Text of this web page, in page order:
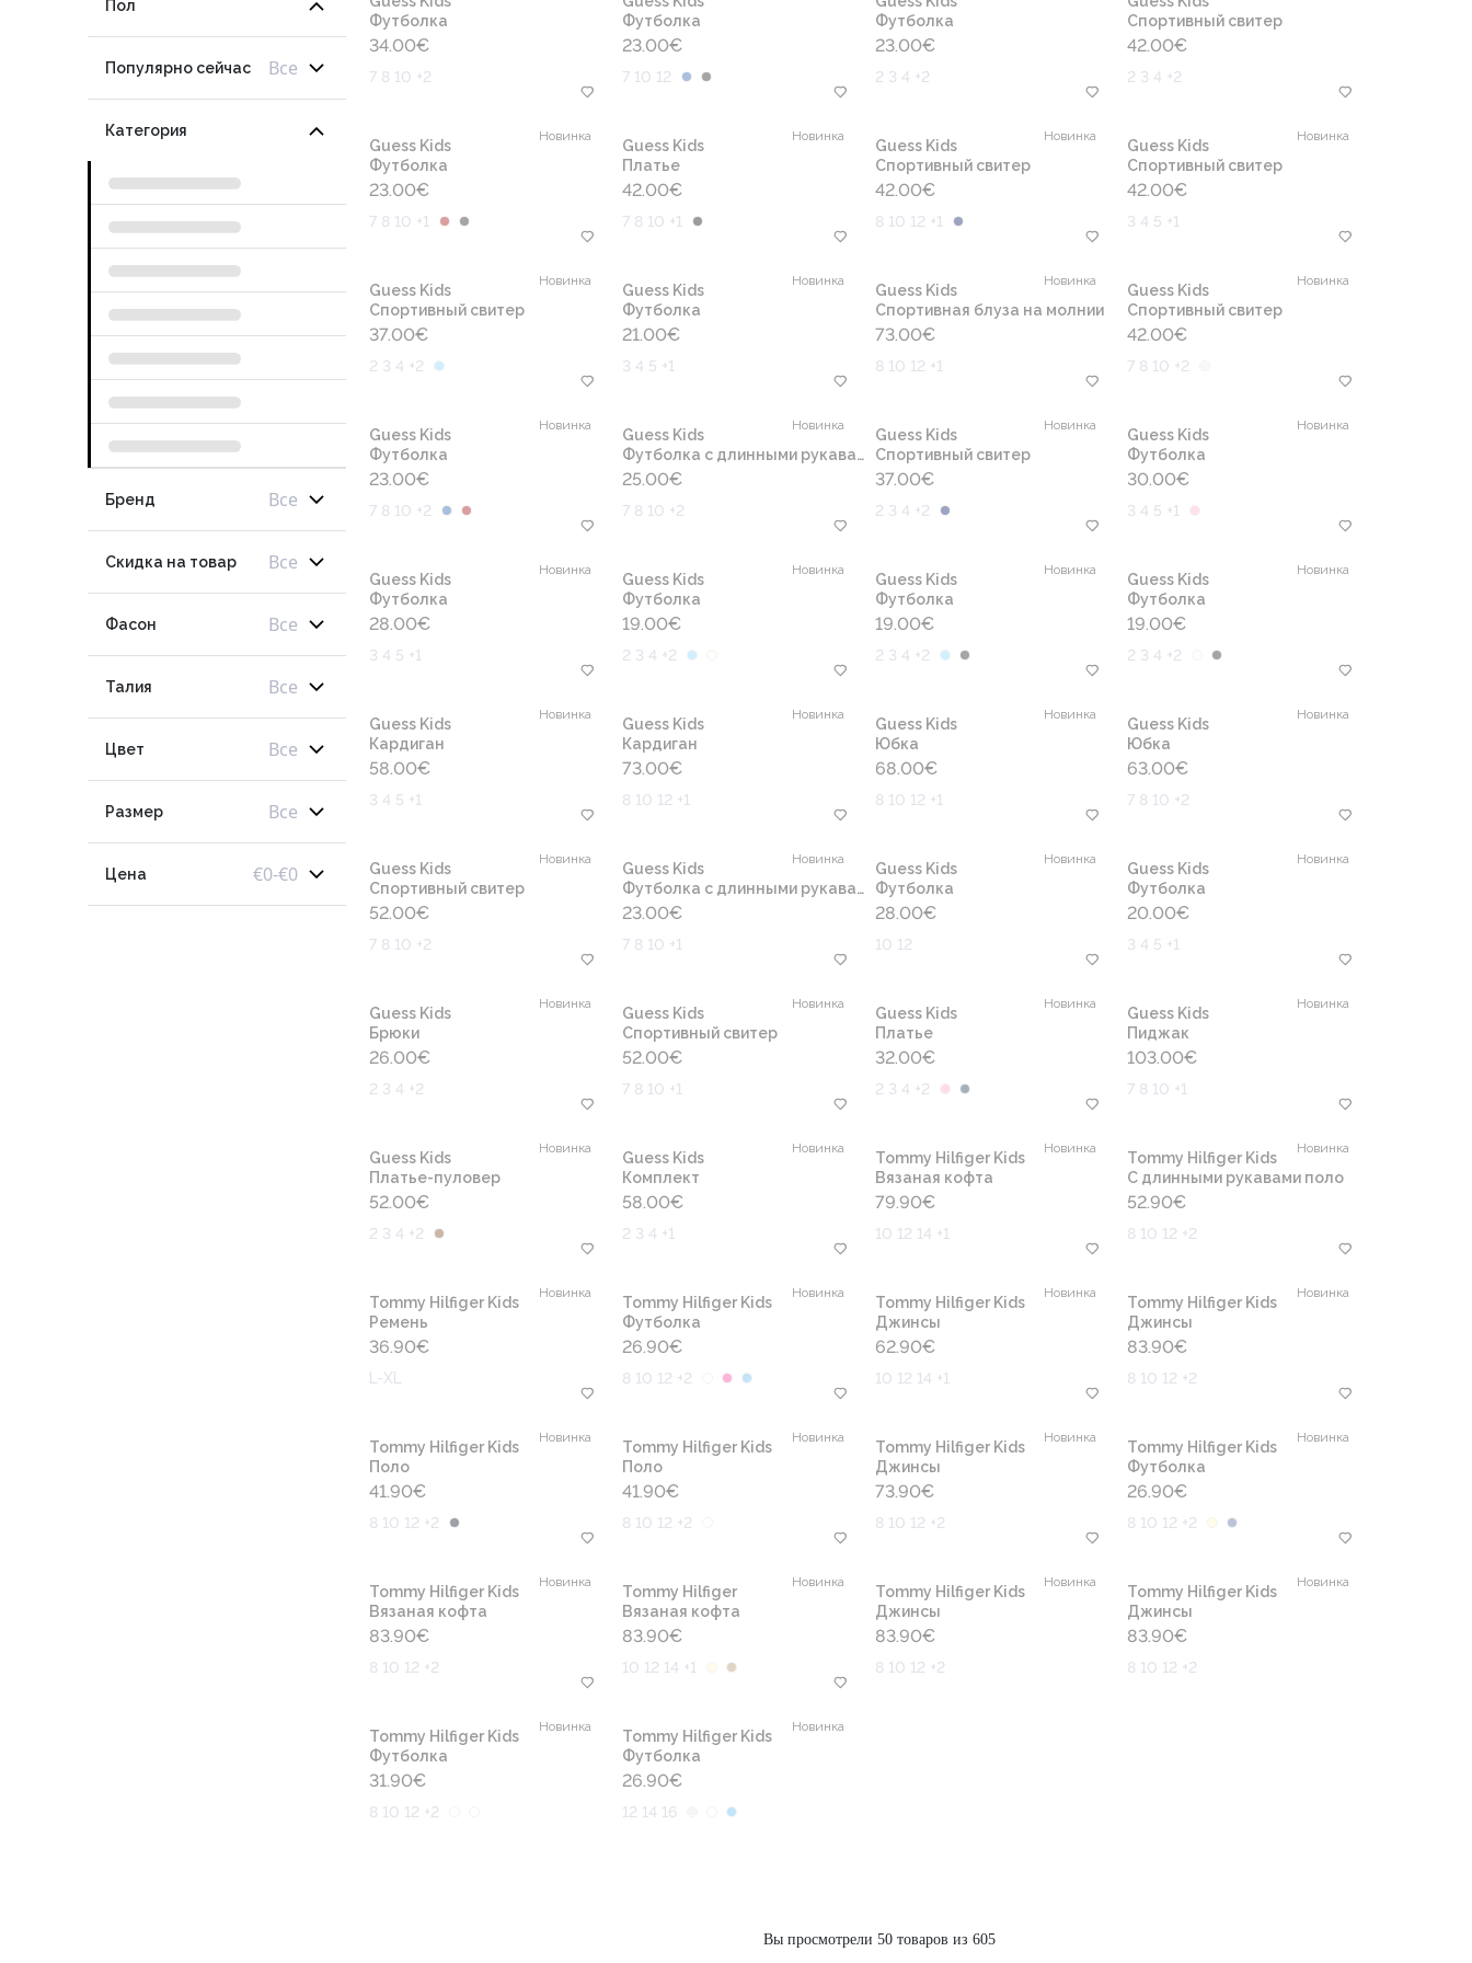
Пол
Популярно сейчас Все
Категория
Бренд Все
Скидка на товар Все
Фасон Все
Талия Все
Цвет Все
Размер Все
Цена €0-€0
Футболка
34.00€
7 8 10 +2
Футболка
23.00€
7 10 12
Футболка
23.00€
2 3 4 +2
Cпортивный свитер
42.00€
2 3 4 +2
Новинка
Guess Kids
Футболка
23.00€
7 8 10 +1
Новинка
Guess Kids
Платье
42.00€
7 8 10 +1
Новинка
Guess Kids
Cпортивный свитер
42.00€
8 10 12 +1
Новинка
Guess Kids
Cпортивный свитер
42.00€
3 4 5 +1
Новинка
Guess Kids
Cпортивный свитер
37.00€
2 3 4 +2
Новинка
Guess Kids
Футболка
21.00€
3 4 5 +1
Новинка
Guess Kids
Спортивная блуза на молнии
73.00€
8 10 12 +1
Новинка
Guess Kids
Cпортивный свитер
42.00€
7 8 10 +2
Новинка
Guess Kids
Футболка
23.00€
7 8 10 +2
Новинка
Guess Kids
Футболка с длинными рукавами
25.00€
7 8 10 +2
Новинка
Guess Kids
Cпортивный свитер
37.00€
2 3 4 +2
Новинка
Guess Kids
Футболка
30.00€
3 4 5 +1
Новинка
Guess Kids
Футболка
28.00€
3 4 5 +1
Новинка
Guess Kids
Футболка
19.00€
2 3 4 +2
Новинка
Guess Kids
Футболка
19.00€
2 3 4 +2
Новинка
Guess Kids
Футболка
19.00€
2 3 4 +2
Новинка
Guess Kids
Кардиган
58.00€
3 4 5 +1
Новинка
Guess Kids
Кардиган
73.00€
8 10 12 +1
Новинка
Guess Kids
Юбка
68.00€
8 10 12 +1
Новинка
Guess Kids
Юбка
63.00€
7 8 10 +2
Новинка
Guess Kids
Cпортивный свитер
52.00€
7 8 10 +2
Новинка
Guess Kids
Футболка с длинными рукавами
23.00€
7 8 10 +1
Новинка
Guess Kids
Футболка
28.00€
10 12
Новинка
Guess Kids
Футболка
20.00€
3 4 5 +1
Новинка
Guess Kids
Брюки
26.00€
2 3 4 +2
Новинка
Guess Kids
Cпортивный свитер
52.00€
7 8 10 +1
Новинка
Guess Kids
Платье
32.00€
2 3 4 +2
Новинка
Guess Kids
Пиджак
103.00€
7 8 10 +1
Новинка
Guess Kids
Платье-пуловер
52.00€
2 3 4 +2
Новинка
Guess Kids
Комплект
58.00€
2 3 4 +1
Новинка
Tommy Hilfiger Kids
Вязаная кофта
79.90€
10 12 14 +1
Новинка
Tommy Hilfiger Kids
С длинными рукавами поло
52.90€
8 10 12 +2
Новинка
Tommy Hilfiger Kids
Ремень
36.90€
L-XL
Новинка
Tommy Hilfiger Kids
Футболка
26.90€
8 10 12 +2
Новинка
Tommy Hilfiger Kids
Джинсы
62.90€
10 12 14 +1
Новинка
Tommy Hilfiger Kids
Джинсы
83.90€
8 10 12 +2
Новинка
Tommy Hilfiger Kids
Поло
41.90€
8 10 12 +2
Новинка
Tommy Hilfiger Kids
Поло
41.90€
8 10 12 +2
Новинка
Tommy Hilfiger Kids
Джинсы
73.90€
8 10 12 +2
Новинка
Tommy Hilfiger Kids
Футболка
26.90€
8 10 12 +2
Новинка
Tommy Hilfiger Kids
Вязаная кофта
83.90€
8 10 12 +2
Новинка
Tommy Hilfiger
Вязаная кофта
83.90€
10 12 14 +1
Новинка
Tommy Hilfiger Kids
Джинсы
83.90€
8 10 12 +2
Новинка
Tommy Hilfiger Kids
Джинсы
83.90€
8 10 12 +2
Новинка
Tommy Hilfiger Kids
Футболка
31.90€
8 10 12 +2
Новинка
Tommy Hilfiger Kids
Футболка
26.90€
12 14 16
Вы просмотрели 50 товаров из 605